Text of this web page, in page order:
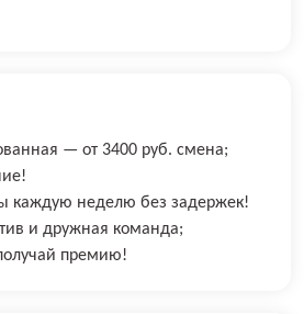
— от 3400 руб. смена;
каждую неделю без задержек!
и дружная команда;
премию!